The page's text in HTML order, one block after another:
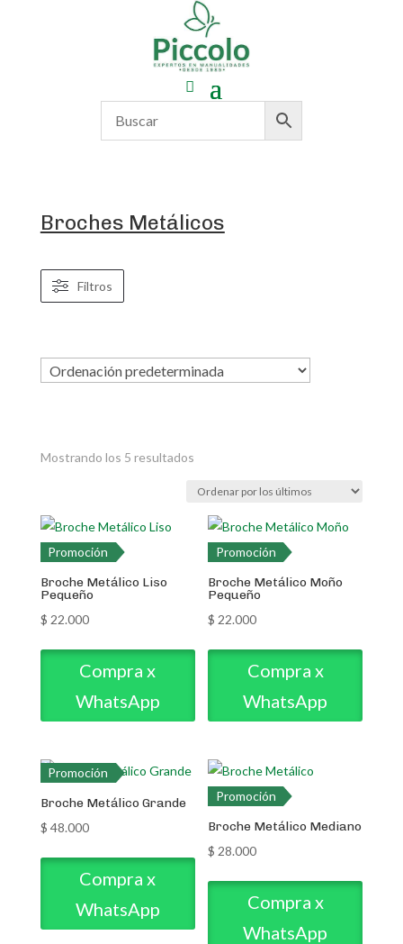
Broches Metálicos
Filtros
Mostrando los 5 resultadosOrdenado
los
últimos
Promoción
Broche Metálico Liso
Pequeño
$ 22.000
Compra x
WhatsApp
Promoción
Broche Metálico Moño
Pequeño
$ 22.000
Compra x
WhatsApp
Promoción
Broche Metálico Grande
$ 48.000
Compra x
WhatsApp
Promoción
Broche Metálico Mediano
$ 28.000
Compra x
WhatsApp